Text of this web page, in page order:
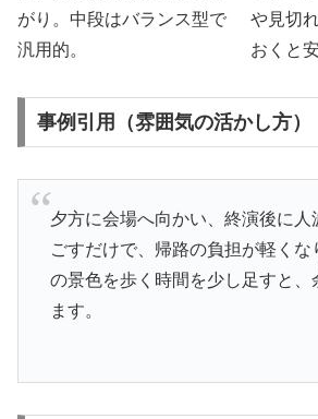
がり。中段はバランス型で
汎用的。
や見切
おくと
事例引用（雰囲気の活かし方）
夕方に会場へ向かい、終演後に人
ごすだけで、帰路の負担が軽くな
の景色を歩く時間を少し足すと、
ます。